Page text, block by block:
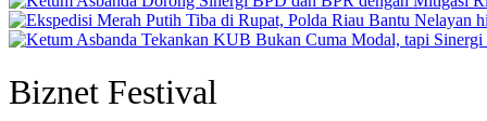
Biznet Festival